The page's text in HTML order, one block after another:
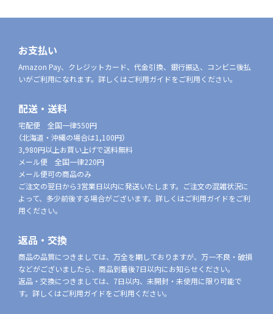
お支払い
Amazon Pay、クレジットカード、代金引換、銀行振込、コンビニ後払
いがご利用になれます。詳しくはご利用ガイドをご利用ください。
配送・送料
宅配便 全国一律550円
（北海道・沖縄の場合は1,100円）
3,980円以上お買い上げで送料無料
メール便 全国一律220円
メール便可の商品のみ
ご注文の翌日から3営業日以内に発送いたします。ご注文の混雑状況に
よって、多少前後する場合がございます。詳しくはご利用ガイドをご利
用ください。
返品・交換
商品の品質につきましては、万全を期しておりますが、万一不良・破損
などがございましたら、商品到着後7日以内にお知らせください。
返品・交換につきましては、7日以内、未開封・未使用に限り可能で
す。詳しくはご利用ガイドをご利用ください。